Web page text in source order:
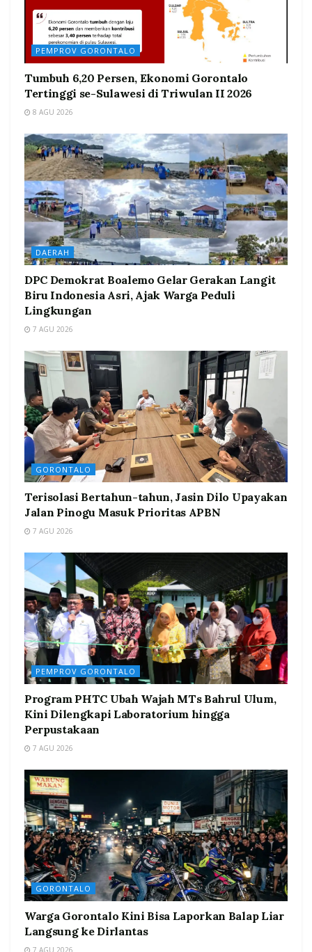
PEMPROV GORONTALO
Tumbuh 6,20 Persen, Ekonomi Gorontalo
Tertinggi se-Sulawesi di Triwulan II 2026
8 AGU 2026
DAERAH
DPC Demokrat Boalemo Gelar Gerakan Langit
Biru Indonesia Asri, Ajak Warga Peduli
Lingkungan
7 AGU 2026
GORONTALO
Terisolasi Bertahun-tahun, Jasin Dilo Upayakan
Jalan Pinogu Masuk Prioritas APBN
7 AGU 2026
PEMPROV GORONTALO
Program PHTC Ubah Wajah MTs Bahrul Ulum,
Kini Dilengkapi Laboratorium hingga
Perpustakaan
7 AGU 2026
GORONTALO
Warga Gorontalo Kini Bisa Laporkan Balap Liar
Langsung ke Dirlantas
7 AGU 2026